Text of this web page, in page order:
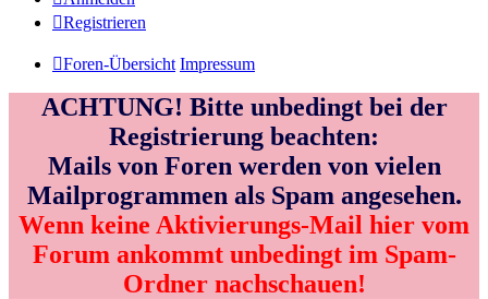
Registrieren
Foren-Übersicht Impressum
ACHTUNG! Bitte unbedingt bei der
Registrierung beachten:
Mails von Foren werden von vielen
Mailprogrammen als Spam angesehen.
Wenn keine Aktivierungs-Mail hier vom
Forum ankommt unbedingt im Spam-
Ordner nachschauen!